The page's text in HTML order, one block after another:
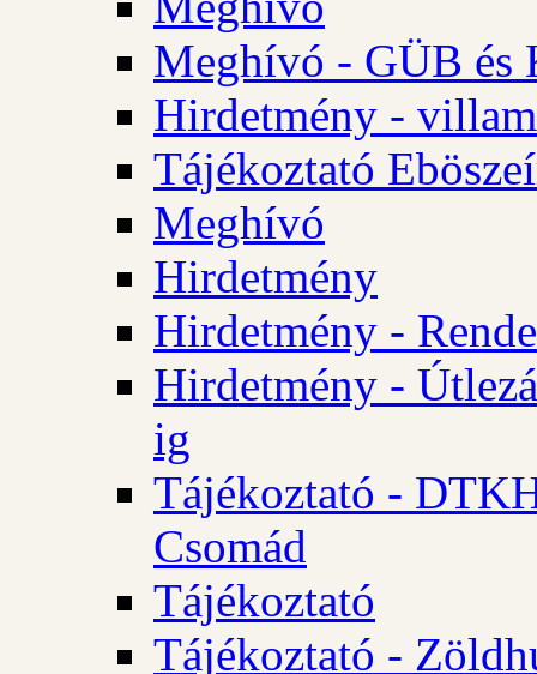
Meghívó - GÜB és
Hirdetmény -
Tájékoztató
Meghívó
Hirdetmény
Hirdetmény -
Hirdetmény -
ig
Tájékoztató -
Csomád
Tájékoztató
Tájékoztató -